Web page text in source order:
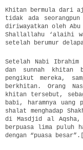
Khitan bermula dari
tidak ada
diriwayatkan oleh Abu
Shallallahu ‘alaihi
setelah berumur
Setelah Nabi
dan sunnah khitan
pengikut mereka,
berkhitan. Orang
khitan tersebut,
babi, haramnya uang
shalat menghadap
di Masdjid al Aqsha,
berpuasa lima puluh
dengan “puasa